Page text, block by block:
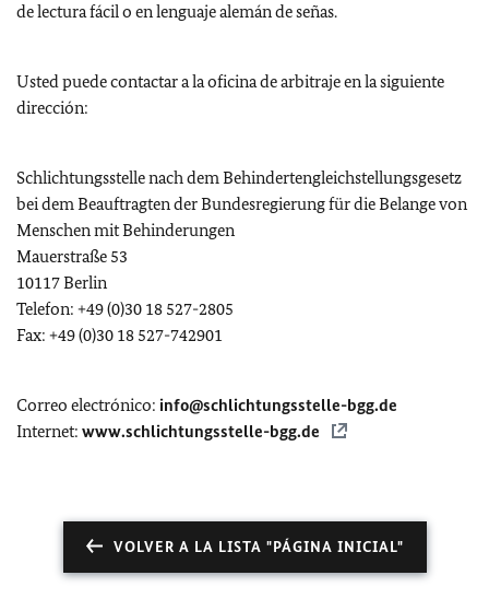
de lectura fácil o en lenguaje alemán de señas.
Usted puede contactar a la oficina de arbitraje en la siguiente
dirección:
Schlichtungsstelle nach dem Behindertengleichstellungsgesetz
bei dem Beauftragten der Bundesregierung für die Belange von
Menschen mit Behinderungen
Mauerstraße 53
10117 Berlin
Telefon: +49 (0)30 18 527-2805
Fax: +49 (0)30 18 527-742901
Correo electrónico: info@schlichtungsstelle-bgg.de
Internet: www.schlichtungsstelle-bgg.de
VOLVER A LA LISTA "PÁGINA INICIAL"